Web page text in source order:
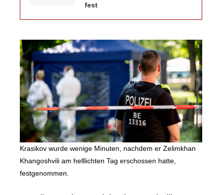
fest
Krasikov wurde wenige Minuten, nachdem er Zelimkhan
Khangoshvili am helllichten Tag erschossen hatte,
festgenommen.